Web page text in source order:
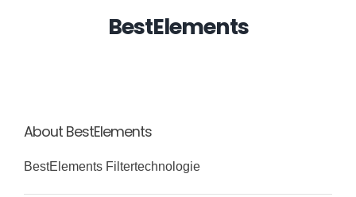
BestElements
About BestElements
BestElements Filtertechnologie